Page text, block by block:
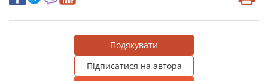
Подякувати
Підписатися на автора